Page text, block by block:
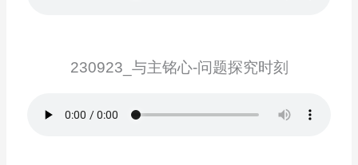
230923_与主铭心-问题探究时刻